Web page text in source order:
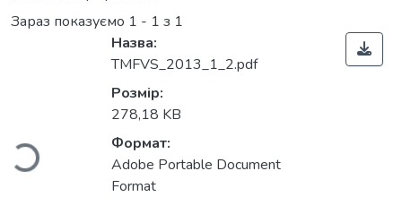
Зараз показуємо 1 - 1 з 1
Вантажиться...
Назва:
TMFVS_2013_1_2.pdf
Розмір:
278,18 KB
Формат:
Adobe Portable Document
Format